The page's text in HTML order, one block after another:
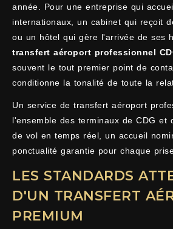
année. Pour une entreprise qui
internationaux, un cabinet qui reçoit
ou un hôtel qui gère l'arrivée de ses
transfert aéroport professionnel
souvent le tout premier point de
conditionne la tonalité de toute la
Un service de transfert aéroport
l'ensemble des terminaux de CDG et
de vol en temps réel, un accueil
ponctualité garantie pour chaque
LES STANDARDS
D'UN TRANSFERT
PREMIUM